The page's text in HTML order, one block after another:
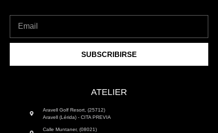
SUBSCRIBIRSE
ATELIER
Aravell Golf Resort, (25712)
Aravell (Lérida) - CITA PREVIA
Calle Muntaner, (08021)